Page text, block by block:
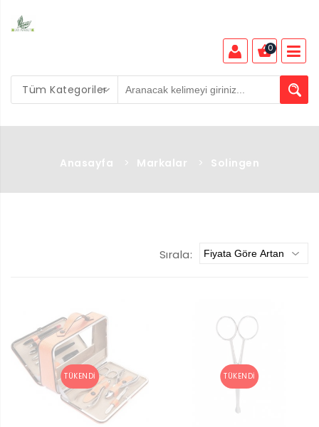
Tüm Kategoriler
0
Anasayfa > Markalar > Solingen
Sırala: